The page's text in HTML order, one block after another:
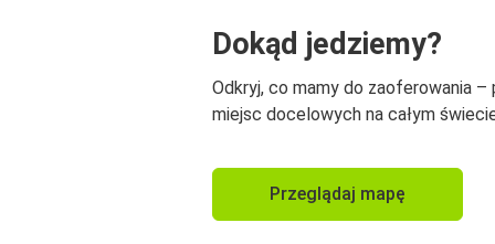
Stord (Heiane)
Arendal, dw. autobusowy Harebakken
Dokąd jedziemy?
Odkryj, co mamy do zaoferowania –
miejsc docelowych na całym
Przeglądaj mapę